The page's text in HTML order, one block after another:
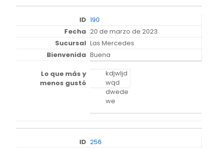
190
20 de marzo de 2023
Las Mercedes
Buena
kdjwljd
wqd
dwede
we
256